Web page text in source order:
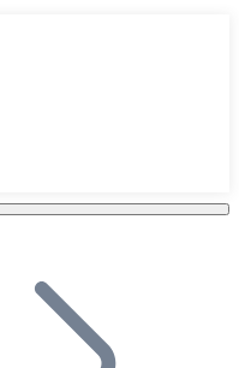
plataforma.
negocio y permite que